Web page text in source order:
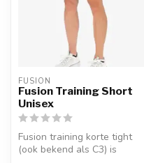
FUSION
Fusion Training Short
Unisex
Fusion training korte tight
(ook bekend als C3) is